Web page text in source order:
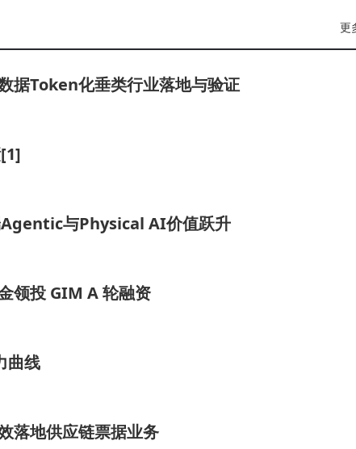
更
据Token化垂类行业落地与验证
与Physical AI价值跃升
领投 GIM A 轮融资
曲线
落地供应链票据业务